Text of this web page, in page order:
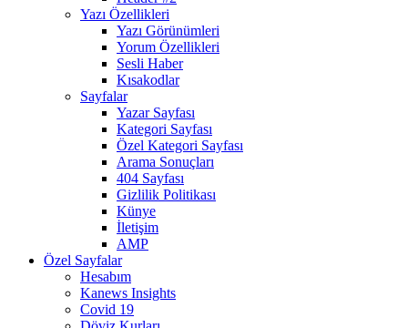
Yazı Özellikleri
Yazı Görünümleri
Yorum Özellikleri
Sesli Haber
Kısakodlar
Sayfalar
Yazar Sayfası
Kategori Sayfası
Özel Kategori Sayfası
Arama Sonuçları
404 Sayfası
Gizlilik Politikası
Künye
İletişim
AMP
Özel Sayfalar
Hesabım
Kanews Insights
Covid 19